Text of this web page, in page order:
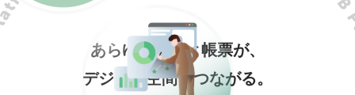
あらゆる企業と帳票が、
デジタル空間でつながる。